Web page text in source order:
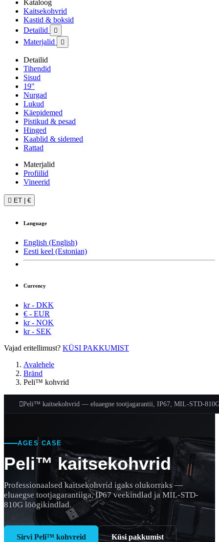
Kataloog
Kaitsekohvrid
Kastid & boksid
Detailid

Materjalid 
Detailid
Tihendid
Sisud
19"
Nurgad
Lukud
Käepidemed
Pistikud & pesad
Hinged
Kaablid & sidemed
Rattad
Materjalid
Profiilid
Vineerid
 ET €
Language
English (English)
Eesti keel (Estonian)
Currency
kr - DKK
€ - EUR
kr - NOK
kr - SEK
Vajad eritellimust? KÜSI PAKKUMIST
Avalehele
Bränd
Peli™ kohvrid
Peli™ kaitsekohvrid — eluaegne tootjagarantii, IP67, MIL-STD-
AGES CASE
Peli™ kaitsekohvrid
Professionaalsed kaitsekohvrid igaks olukorraks —
eluaegse tootjagarantiiga, IP67 veekindlad ja MIL-STD-
810G löögikindlad.
Sirvi Peli™ kohvreid Küsi pakkumist